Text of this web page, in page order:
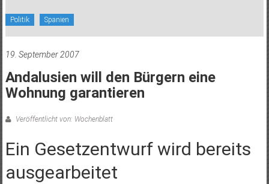
Politik Spanien
19. September 2007
Andalusien will den Bürgern eine
Wohnung garantieren
Veröffentlicht von: Wochenblatt
Ein Gesetzentwurf wird bereits
ausgearbeitet